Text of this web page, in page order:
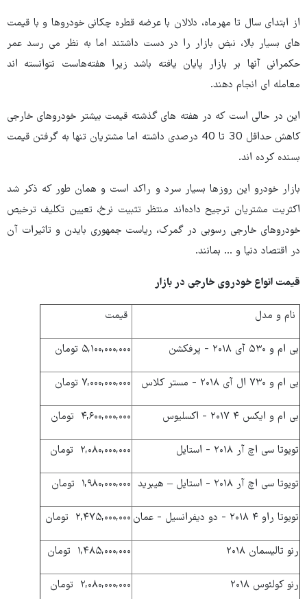
از ابتدای سال تا مهرماه، دلالان با عرضه قطره چکانی خودروها و با قیمت
های بسیار بالا،‌ نبض بازار را در دست داشتند اما به نظر می رسد عمر
حکمرانی آنها بر بازار پایان یافته باشد زیرا هفته‌هاست نتوانسته اند
معامله ای انجام دهند.
این در حالی است که در هفته های گذشته قیمت بیشتر خودروهای خارجی
کاهش حداقل 30 تا 40 درصدی داشته اما مشتریان تنها به گرفتن قیمت
بسنده کرده اند.
بازار خودرو این روزها بسیار سرد و راکد است و همان طور که ذکر شد
اکثریت مشتریان ترجیح داده‌اند منتظر تثبیت نرخ، تعیین تکلیف ترخیص
خودروهای خارجی رسوبی در گمرک، ریاست جمهوری بایدن و تاثیرات آن
در اقتصاد دنیا و ... بمانند.
قیمت انواع خودروی خارجی در بازار
نام و مدل قیمت
بی ام و ۵۳۰ آی ۲۰۱۸ - پرفکشن ۵,۱۰۰,۰۰۰,۰۰۰ تومان
بی ام و ۷۳۰ ال آی ۲۰۱۸ - مستر کلاس ۷,۰۰۰,۰۰۰,۰۰۰ تومان
بی ام و ایکس ۴ ۲۰۱۷ - اکسلیوس ۴,۶۰۰,۰۰۰,۰۰۰ تومان
تویوتا سی اچ آر ۲۰۱۸ - استایل ۲,۰۸۰,۰۰۰,۰۰۰ تومان
تویوتا سی اچ آر ۲۰۱۸ - استایل – هیبرید ۱,۹۸۰,۰۰۰,۰۰۰ تومان
تویوتا راو ۴ ۲۰۱۸ - دو دیفرانسیل - عمان ۲,۴۷۵,۰۰۰,۰۰۰ تومان
رنو تالیسمان ۲۰۱۸ ۱,۴۸۵,۰۰۰,۰۰۰ تومان
رنو کولئوس ۲۰۱۸ ۲,۰۸۰,۰۰۰,۰۰۰ تومان